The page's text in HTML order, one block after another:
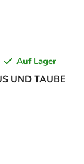
UND TAUBE
Auf Lager